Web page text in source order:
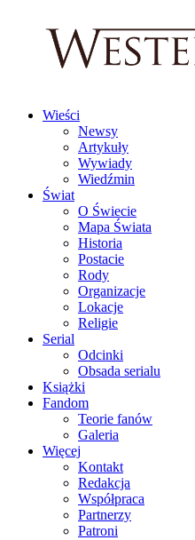
Wieści
Newsy
Artykuły
Wywiady
Wiedźmin
Świat
O Świecie
Mapa Świata
Historia
Postacie
Rody
Organizacje
Lokacje
Religie
Serial
Odcinki
Obsada serialu
Książki
Fandom
Teorie fanów
Galeria
Więcej
Kontakt
Redakcja
Współpraca
Partnerzy
Patroni